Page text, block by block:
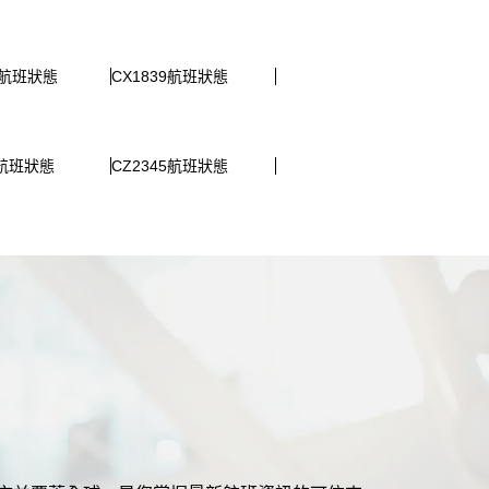
班狀態
CX1839航班狀態
班狀態
CZ2345航班狀態